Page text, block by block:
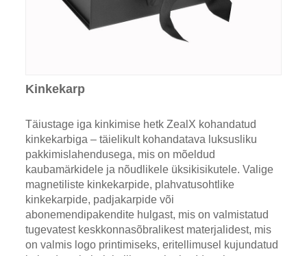
Kinkekarp
Täiustage iga kinkimise hetk ZealX kohandatud
kinkekarbiga – täielikult kohandatava luksusliku
pakkimislahendusega, mis on mõeldud
kaubamärkidele ja nõudlikele üksikisikutele. Valige
magnetiliste kinkekarpide, plahvatusohtlike
kinkekarpide, padjakarpide või
abonemendipakendite hulgast, mis on valmistatud
tugevatest keskkonnasõbralikest materjalidest, mis
on valmis logo printimiseks, eritellimusel kujundatud